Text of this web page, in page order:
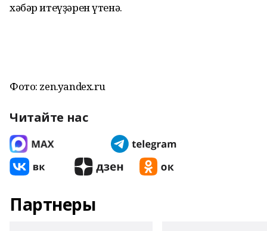
хәбәр итеүҙәрен үтенә.
Фото: zen.yandex.ru
Читайте нас
Партнеры